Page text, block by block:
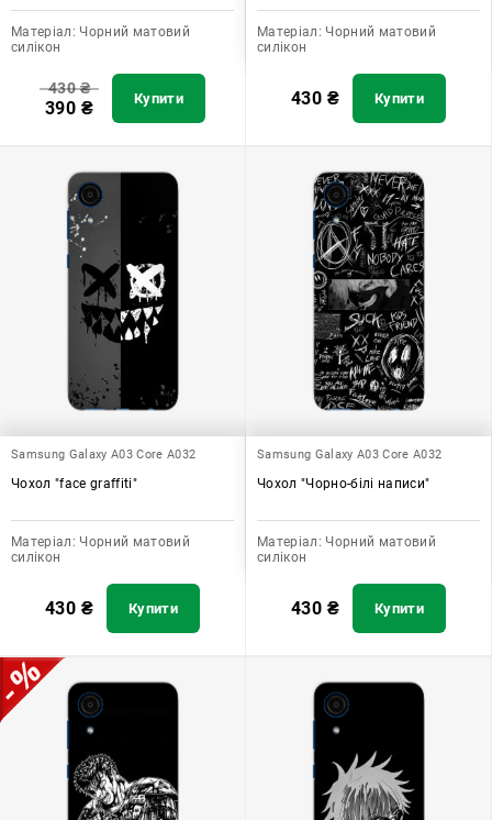
Матеріал: Чорний матовий
силікон
430₴
390 ₴ Купити
Матеріал: Чорний матовий
силікон
430 ₴ Купити
Samsung Galaxy A03 Core A032
Чохол "face graffiti"
Матеріал: Чорний матовий
силікон
430 ₴ Купити
Samsung Galaxy A03 Core A032
Чохол "Чорно-білі написи"
Матеріал: Чорний матовий
силікон
430 ₴ Купити